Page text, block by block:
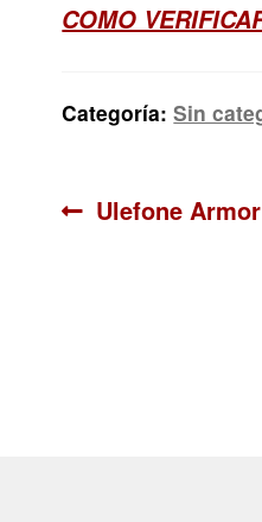
COMO
Categoría:Sin
Anterior:
Ulefone